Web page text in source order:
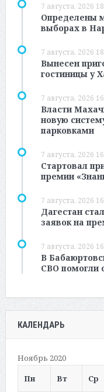
7 августа, 2026
Определены
выборах в
7 августа, 2026
Вынесен
гостиницы у
7 августа, 2026
Власти
новую
парковками
7 августа, 2026
Стартовал
премии
7 августа, 2026
Дагестан
заявок на
7 августа, 2026
В
СВО помогли
КАЛЕНДАРЬ
Ноябрь 2020
Пн
Вт Ср